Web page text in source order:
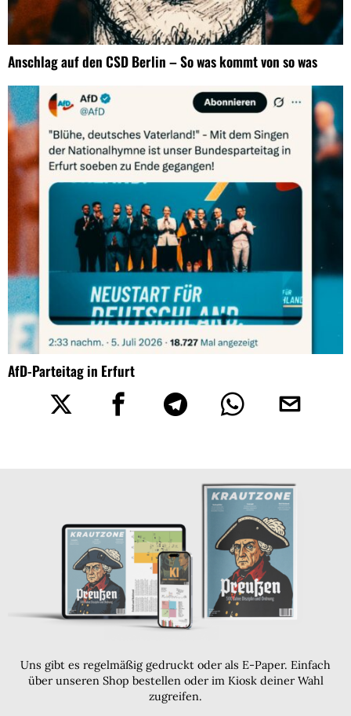
Anschlag auf den CSD Berlin – So was kommt von so was
AfD-Parteitag in Erfurt
Uns gibt es regelmäßig gedruckt oder als E-Paper. Einfach
über unseren Shop bestellen oder im Kiosk deiner Wahl
zugreifen.